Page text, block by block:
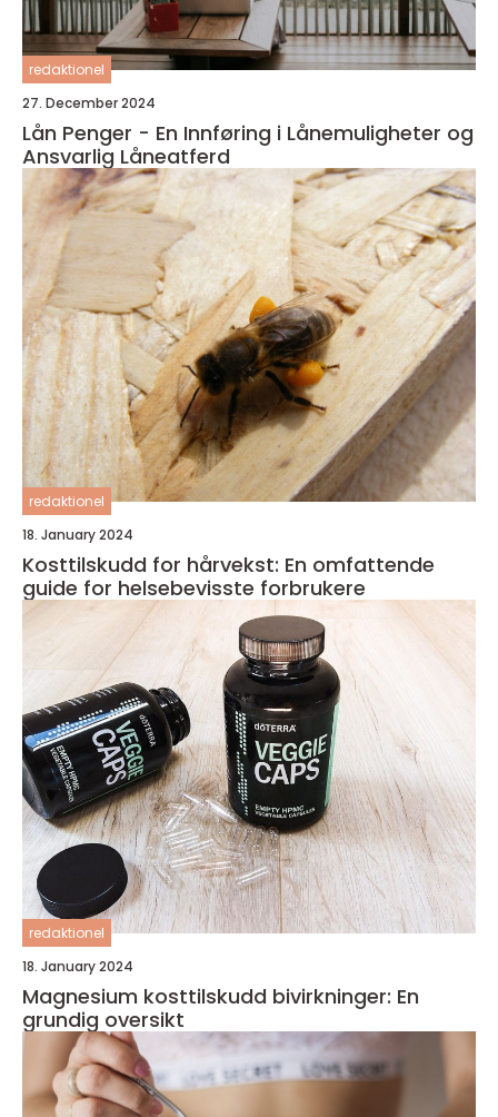
redaktionel
27. December 2024
Lån Penger - En Innføring i Lånemuligheter og
Ansvarlig Låneatferd
redaktionel
18. January 2024
Kosttilskudd for hårvekst: En omfattende
guide for helsebevisste forbrukere
redaktionel
18. January 2024
Magnesium kosttilskudd bivirkninger: En
grundig oversikt